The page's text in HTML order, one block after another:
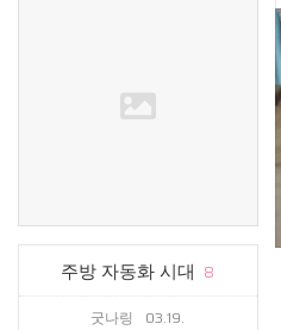
주방 자동화 시대 8
굿나링 03.19.